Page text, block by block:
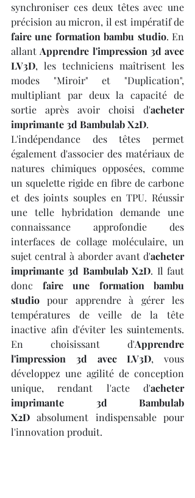
synchroniser ces deux têtes avec une
faire une formation bambu studio. En
allant Apprendre l'impression 3d avec
LV3D, les techniciens maîtrisent les
modes "Miroir" et "Duplication",
multipliant par deux la capacité de
sortie après avoir choisi d'acheter
imprimante 3d Bambulab X2D.
L'indépendance des têtes permet
également d'associer des matériaux de
natures chimiques opposées, comme
un squelette rigide en fibre de carbone
et des joints souples en TPU. Réussir
une telle hybridation demande une
connaissance approfondie des
interfaces de collage moléculaire, un
sujet central à aborder avant d'acheter
imprimante 3d Bambulab X2D. Il faut
donc faire une formation bambu
studio pour apprendre à gérer les
températures de veille de la tête
inactive afin d'éviter les suintements.
En choisissant d'Apprendre
l'impression 3d avec LV3D, vous
développez une agilité de conception
unique, rendant l'acte d'acheter
imprimante 3d Bambulab
X2D absolument indispensable pour
l'innovation produit.